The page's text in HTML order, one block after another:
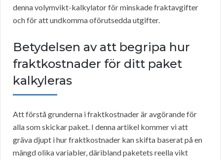
denna volymvikt-kalkylator för minskade fraktavgifter
och för att undkomma oförutsedda utgifter.
Betydelsen av att begripa hur
fraktkostnader för ditt paket
kalkyleras
Att förstå grunderna i fraktkostnader är avgörande för
alla som skickar paket. I denna artikel kommer vi att
gräva djupt i hur fraktkostnader kan skifta baserat på en
mängd olika variabler, däribland paketets reella vikt